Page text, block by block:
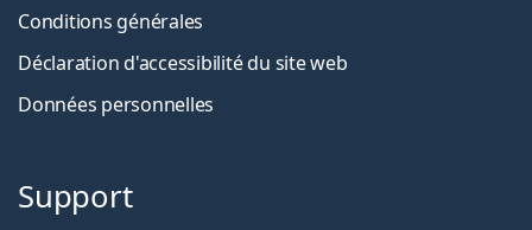
Conditions générales
Déclaration d'accessibilité du site web
Données personnelles
Support